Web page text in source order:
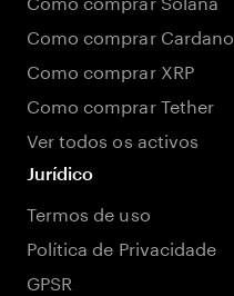
Como comprar Cardano
Como comprar XRP
Como comprar Tether
Ver todos os activos
Jurídico
Termos de uso
Política de Privacidade
GPSR